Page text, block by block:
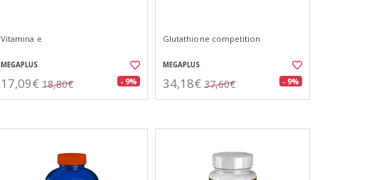
Vitamina e
MEGAPLUS
17,09€ 18,80€ - 9%
Glutathione competition
MEGAPLUS
34,18€ 37,60€ - 9%